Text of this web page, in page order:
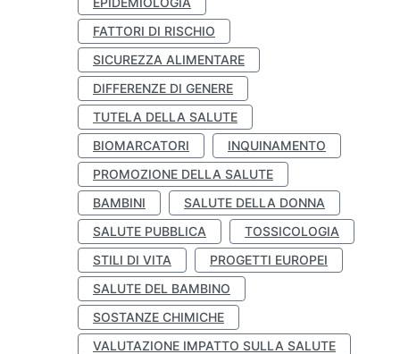
FATTORI DI RISCHIO
SICUREZZA ALIMENTARE
DIFFERENZE DI GENERE
TUTELA DELLA SALUTE
BIOMARCATORI
INQUINAMENTO
PROMOZIONE DELLA SALUTE
BAMBINI
SALUTE DELLA DONNA
SALUTE PUBBLICA
TOSSICOLOGIA
STILI DI VITA
PROGETTI EUROPEI
SALUTE DEL BAMBINO
SOSTANZE CHIMICHE
VALUTAZIONE IMPATTO SULLA SALUTE